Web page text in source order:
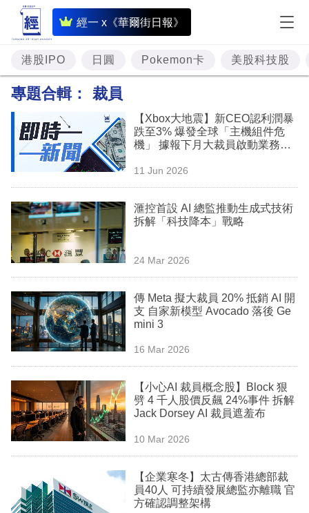
經一 x《華爾街日報》
即
時
財
經
投
資
樓
市
理
商
業
科
技
職
場
生
港股IPO 日圓 Pokemon卡 美股科技股
專題合輯： 裁員
【Xbox大地震】新CEO認利潤暴
跌至3% 爆發全球「主機組件危
機」 據報下月大裁員啟動業務重
11 Jun 2026
滙控首設 AI 總監推動生成式技術
拆解「科技降本」戰略
24 Mar 2026
傳 Meta 擬大裁員 20% 抵銷 AI 開
支 自家新模型 Avocado 落後 Ge
mini 3
16 Mar 2026
【小心AI 裁員概念股】Block 狠
劈 4 千人股價反飆 24%事件 拆解
Jack Dorsey AI 裁員遮羞布
10 Mar 2026
【企業寒冬】太古傳香港總部裁
員40人 可持續發展總監亦離職 官
方確認調整架構